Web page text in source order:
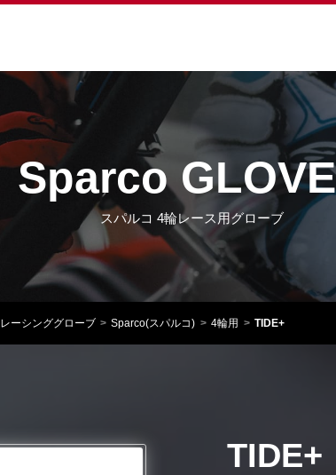
Sparco
スパルコ 4輪レース用グローブ
レーシンググローブ Sparco(スパルコ) 4輪用 TIDE+
TIDE+